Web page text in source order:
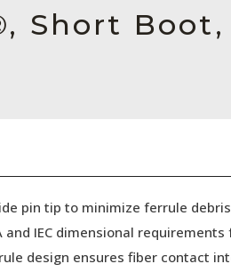
Short Boot,
pin tip to minimize ferrule debris
and IEC dimensional
design ensures fiber contact